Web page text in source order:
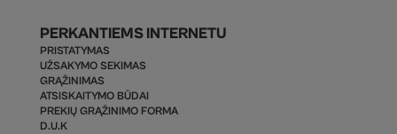
PERKANTIEMS INTERNETU
PRISTATYMAS
UŽSAKYMO SEKIMAS
GRĄŽINIMAS
ATSISKAITYMO BŪDAI
PREKIŲ GRĄŽINIMO FORMA
D.U.K